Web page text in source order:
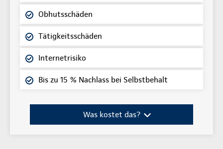
Obhutsschäden
Tätigkeitsschäden
Internetrisiko
Bis zu 15 % Nachlass bei Selbstbehalt
Was kostet das?